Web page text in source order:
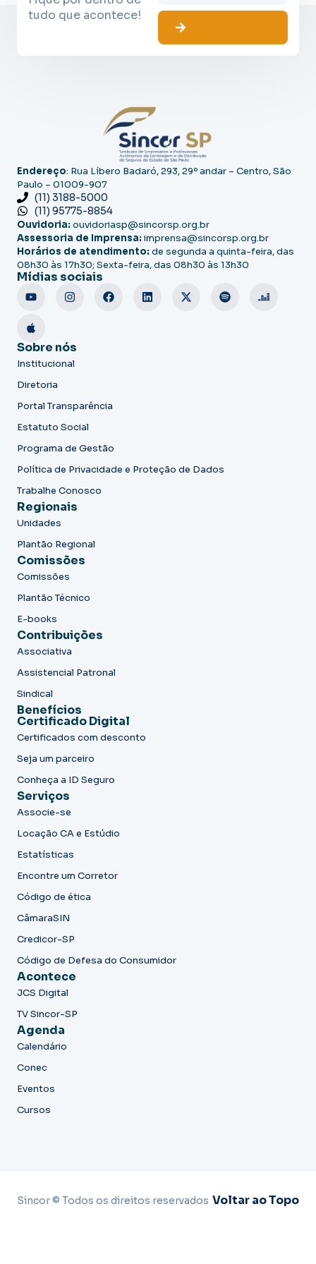
tudo que acontece!
Endereço: Rua Líbero Badaró, 293, 29º andar – Centro, São
Paulo – 01009-907
(11) 3188-5000
(11) 95775-8854
Ouvidoria: ouvidoriasp@sincorsp.org.br
Assessoria de Imprensa: imprensa@sincorsp.org.br
Horários de atendimento: de segunda a quinta-feira, das
08h30 às 17h30; Sexta-feira, das 08h30 às 13h30
Mídias sociais
Sobre nós
Institucional
Diretoria
Portal Transparência
Estatuto Social
Programa de Gestão
Política de Privacidade e Proteção de Dados
Trabalhe Conosco
Regionais
Unidades
Plantão Regional
Comissões
Comissões
Plantão Técnico
E-books
Contribuições
Associativa
Assistencial Patronal
Sindical
Benefícios
Certificado Digital
Certificados com desconto
Seja um parceiro
Conheça a ID Seguro
Serviços
Associe-se
Locação CA e Estúdio
Estatísticas
Encontre um Corretor
Código de ética
CâmaraSIN
Credicor-SP
Código de Defesa do Consumidor
Acontece
JCS Digital
TV Sincor-SP
Agenda
Calendário
Conec
Eventos
Cursos
Sincor © Todos os direitos reservados Voltar ao Topo